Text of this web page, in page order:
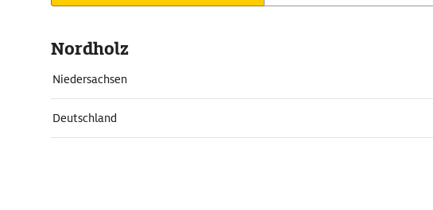
Nordholz
Niedersachsen
Deutschland